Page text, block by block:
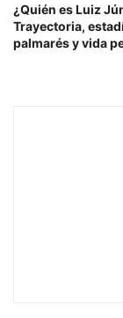
¿Quién es Luiz
Trayectoria,
palmarés y vida